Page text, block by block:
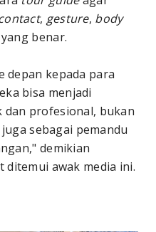
, gesture, body
benar.
depan kepada para
bisa menjadi
dan profesional, bukan
sebagai pemandu
demikian
awak media ini.